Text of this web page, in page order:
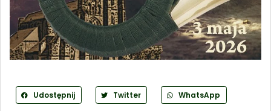
Udostępnij Twitter WhatsApp